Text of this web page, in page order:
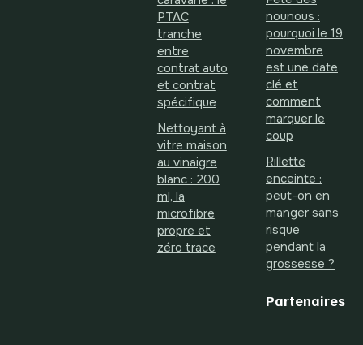
PTAC
tranche
entre
contrat auto
et contrat
spécifique
Nettoyant à
vitre maison
au vinaigre
blanc : 200
ml, la
microfibre
propre et
zéro trace
nounous :
pourquoi le 19
novembre
est une date
clé et
comment
marquer le
coup
Rillette
enceinte :
peut-on en
manger sans
risque
pendant la
grossesse ?
Partenaires